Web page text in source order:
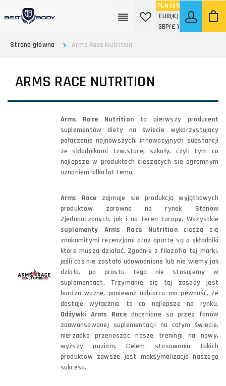
PLN (zł)
EUR(€)
GBP(£ )
Strona główna
Arms Race Nutrition
ARMS RACE NUTRITION
Arms Race Nutrition to pierwszy producent
suplementów diety na świecie wykorzystujący
połączenie najnowszych, innowacyjnych substancji
ze składnikami tzw.starej szkoły, czyli tym co
najlepsze w produktach cieszących się ogromnym
uznaniem kilka lat temu.
Arms Race zajmuje się produkcją wyjątkowych
produktów zarówno na rynek Stanów
Zjedonoczonych, jak i na teren Europy. Wszystkie
suplementy Arms Race Nutritioncieszą się
znakomitymi recenzjami oraz oparte są o składniki
które muszą działać. Zgodnie z filozofią tej marki,
jeśli coś nie zostało udowodnione lub nie wiemy jak
działa, po prostu tego nie stosujemy w
suplementach. Trzymanie się tej zasady jest
bardzo ważne, ponieważ odbiorca ma pewność, że
dostaje wyłącznie to co najlepsze na rynku.
Odżywki Arms Racedoceniane są przez fanów
zaawansowanej suplementacji na całym świecie,
nierzadko przenosząc nasze treningi na nowy,
wyższy poziom. Celem stosowania takich
produktów zawsze jest maksymalizacja naszego
sukcesu.